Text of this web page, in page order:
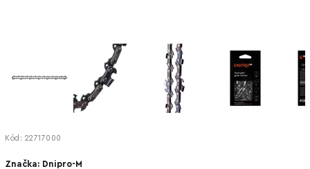
Kód: 22717000
Značka: Dnipro-M